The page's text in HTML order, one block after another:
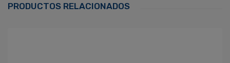
PRODUCTOS RELACIONADOS